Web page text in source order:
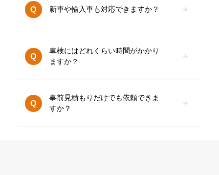
Q 新車や輸入車も対応できますか？
A
さい。
Q
車検にはどれくらい時間がかかり
ますか？
A
も無料でご用意しております。
Q
事前見積もりだけでも依頼できま
すか？